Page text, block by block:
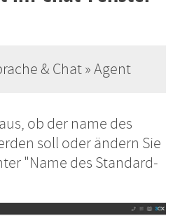
& Chat » Agent
ob der name des
soll oder ändern Sie
"Name des Standard-